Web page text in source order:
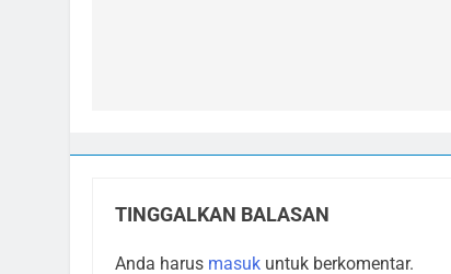
TINGGALKAN BALASAN
Anda harus masuk untuk berkomentar.